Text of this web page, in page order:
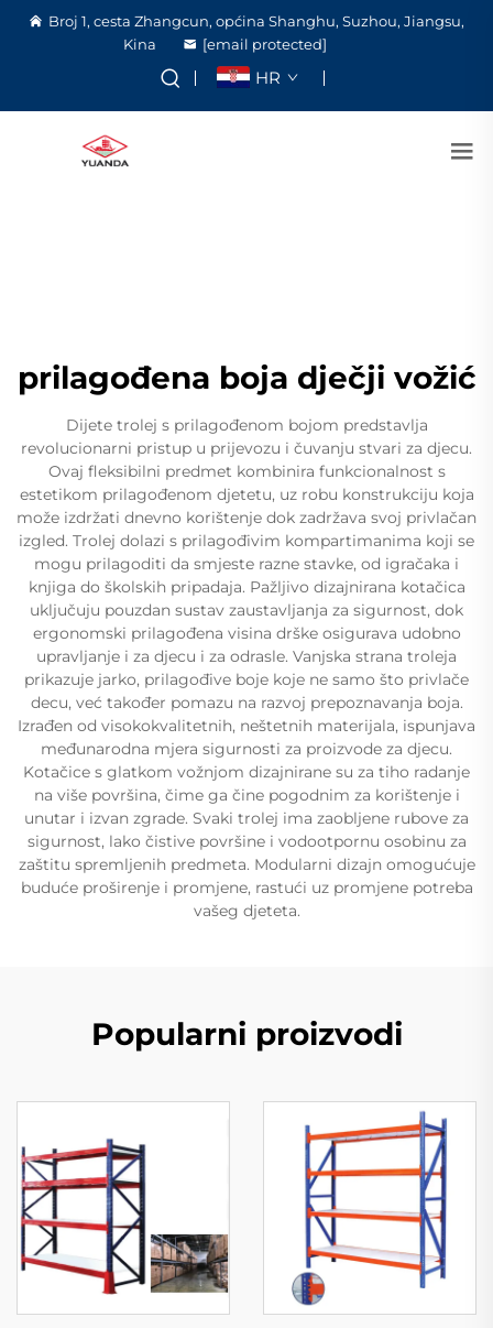
Broj 1, cesta Zhangcun, općina Shanghu, Suzhou, Jiangsu,
Kina
[email protected]
HR
prilagođena boja dječji vožić
Dijete trolej s prilagođenom bojom predstavlja
revolucionarni pristup u prijevozu i čuvanju stvari za djecu.
Ovaj fleksibilni predmet kombinira funkcionalnost s
estetikom prilagođenom djetetu, uz robu konstrukciju koja
može izdržati dnevno korištenje dok zadržava svoj privlačan
izgled. Trolej dolazi s prilagođivim kompartimanima koji se
mogu prilagoditi da smjeste razne stavke, od igračaka i
knjiga do školskih pripadaja. Pažljivo dizajnirana kotačica
uključuju pouzdan sustav zaustavljanja za sigurnost, dok
ergonomski prilagođena visina drške osigurava udobno
upravljanje i za djecu i za odrasle. Vanjska strana troleja
prikazuje jarko, prilagođive boje koje ne samo što privlače
decu, već također pomazu na razvoj prepoznavanja boja.
Izrađen od visokokvalitetnih, neštetnih materijala, ispunjava
međunarodna mjera sigurnosti za proizvode za djecu.
Kotačice s glatkom vožnjom dizajnirane su za tiho radanje
na više površina, čime ga čine pogodnim za korištenje i
unutar i izvan zgrade. Svaki trolej ima zaobljene rubove za
sigurnost, lako čistive površine i vodootpornu osobinu za
zaštitu spremljenih predmeta. Modularni dizajn omogućuje
buduće proširenje i promjene, rastući uz promjene potreba
vašeg djeteta.
Popularni proizvodi